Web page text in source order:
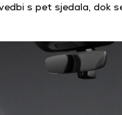
s pet sjedala, dok